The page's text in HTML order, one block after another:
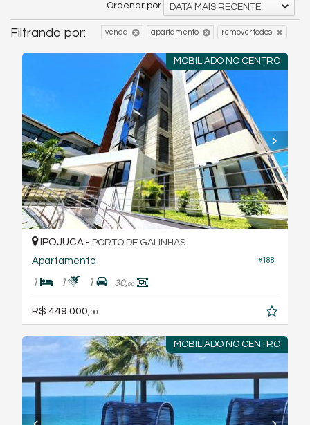
Ordenar por DATA MAIS RECENTE
Filtrando por: venda apartamento remover todos
MOBILIADO NO CENTRO
#188
IPOJUCA - PORTO DE GALINHAS
Apartamento
1 1 1 30,00
R$ 449.000, 00
MOBILIADO NO CENTRO